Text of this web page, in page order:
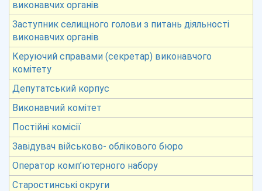
виконавчих органів
Заступник селищного голови з питань діяльності
виконавчих органів
Керуючий справами (секретар) виконавчого
комітету
Депутатський корпус
Виконавчий комітет
Постійні комісії
Завідувач військово- облікового бюро
Оператор комп’ютерного набору
Старостинські округи